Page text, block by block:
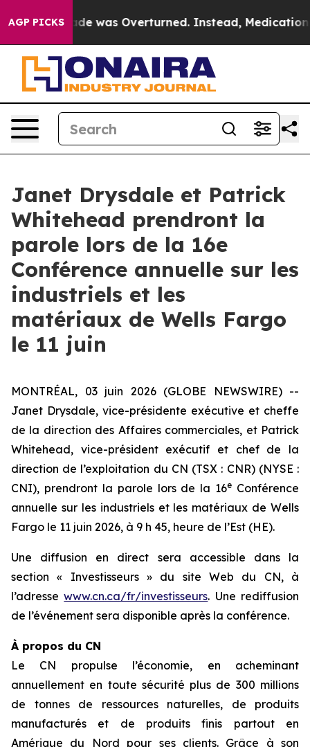
AGP PICKS
v. Wade was Overturned. Instead, Medication
Janet Drysdale et Patrick
Whitehead prendront la
parole lors de la 16e
Conférence annuelle sur les
industriels et les
matériaux de Wells Fargo
le 11 juin
MONTRÉAL, 03 juin 2026 (GLOBE NEWSWIRE) --
Janet Drysdale, vice-présidente exécutive et cheffe
de la direction des Affaires commerciales, et Patrick
Whitehead, vice-président exécutif et chef de la
direction de l’exploitation du CN (TSX : CNR) (NYSE :
CNI), prendront la parole lors de la 16e Conférence
annuelle sur les industriels et les matériaux de Wells
Fargo le 11 juin 2026, à 9 h 45, heure de l’Est (HE).
Une diffusion en direct sera accessible dans la
section « Investisseurs » du site Web du CN, à
l’adressewww.cn.ca/fr/investisseurs. Une rediffusion
de l’événement sera disponible après la conférence.
À propos du CN
Le CN propulse l’économie, en acheminant
annuellement en toute sécurité plus de 300 millions
de tonnes de ressources naturelles, de produits
manufacturés et de produits finis partout en
Amérique du Nord pour ses clients. Grâce à son